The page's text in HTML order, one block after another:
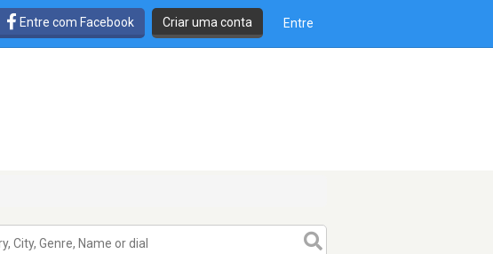
Entre com Facebook Criar uma conta Entre